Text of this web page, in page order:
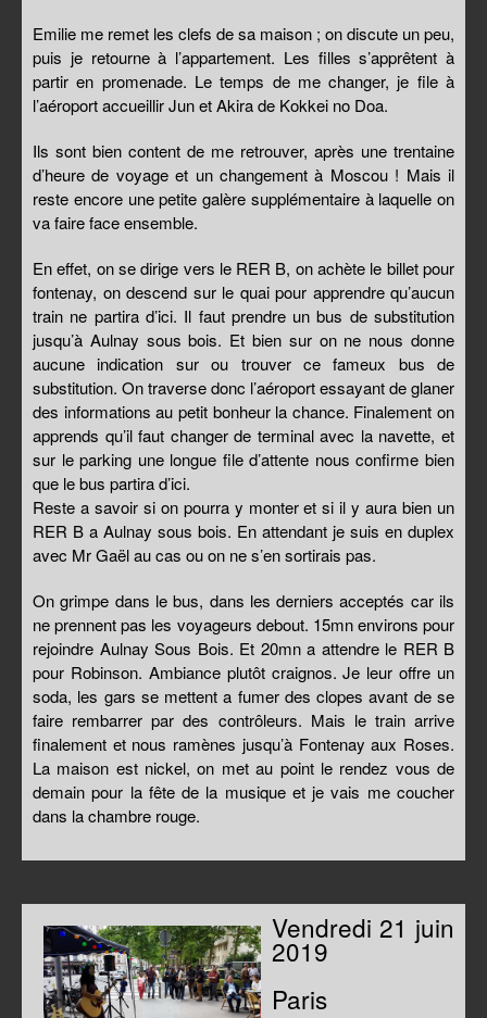
Emilie me remet les clefs de sa maison ; on discute un peu,
puis je retourne à l’appartement. Les filles s’apprêtent à
partir en promenade. Le temps de me changer, je file à
l’aéroport accueillir Jun et Akira de Kokkei no Doa.
Ils sont bien content de me retrouver, après une trentaine
d’heure de voyage et un changement à Moscou ! Mais il
reste encore une petite galère supplémentaire à laquelle on
va faire face ensemble.
En effet, on se dirige vers le RER B, on achète le billet pour
fontenay, on descend sur le quai pour apprendre qu’aucun
train ne partira d’ici. Il faut prendre un bus de substitution
jusqu’à Aulnay sous bois. Et bien sur on ne nous donne
aucune indication sur ou trouver ce fameux bus de
substitution. On traverse donc l’aéroport essayant de glaner
des informations au petit bonheur la chance. Finalement on
apprends qu’il faut changer de terminal avec la navette, et
sur le parking une longue file d’attente nous confirme bien
que le bus partira d’ici.
Reste a savoir si on pourra y monter et si il y aura bien un
RER B a Aulnay sous bois. En attendant je suis en duplex
avec Mr Gaël au cas ou on ne s’en sortirais pas.
On grimpe dans le bus, dans les derniers acceptés car ils
ne prennent pas les voyageurs debout. 15mn environs pour
rejoindre Aulnay Sous Bois. Et 20mn a attendre le RER B
pour Robinson. Ambiance plutôt craignos. Je leur offre un
soda, les gars se mettent a fumer des clopes avant de se
faire rembarrer par des contrôleurs. Mais le train arrive
finalement et nous ramènes jusqu’à Fontenay aux Roses.
La maison est nickel, on met au point le rendez vous de
demain pour la fête de la musique et je vais me coucher
dans la chambre rouge.
Vendredi 21 juin
2019
Paris